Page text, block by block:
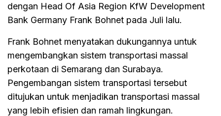
dengan Head Of Asia Region KfW Development
Bank Germany Frank Bohnet pada Juli lalu.
Frank Bohnet menyatakan dukungannya untuk
mengembangkan sistem transportasi massal
perkotaan di Semarang dan Surabaya.
Pengembangan sistem transportasi tersebut
ditujukan untuk menjadikan transportasi massal
yang lebih efisien dan ramah lingkungan.